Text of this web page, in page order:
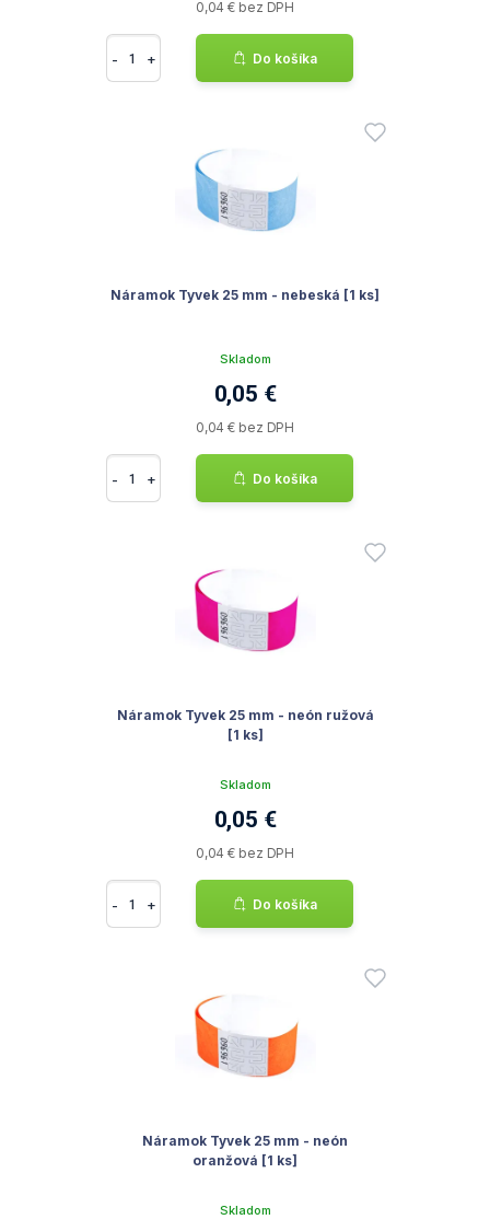
0,04 € bez DPH
- + Do košíka
Náramok Tyvek 25 mm - nebeská [1 ks]
Skladom
0,05 €
0,04 € bez DPH
- + Do košíka
Náramok Tyvek 25 mm - neón ružová
[1 ks]
Skladom
0,05 €
0,04 € bez DPH
- + Do košíka
Náramok Tyvek 25 mm - neón
oranžová [1 ks]
Skladom